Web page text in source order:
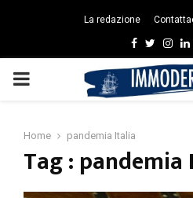
La redazione
Facebook
Twitter
PRIMARY
Home pandemia Italia
Tag :